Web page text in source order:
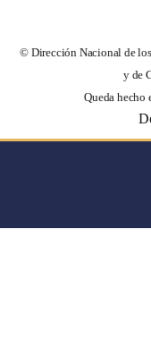
© Dirección Nacional de
y de
Queda hecho